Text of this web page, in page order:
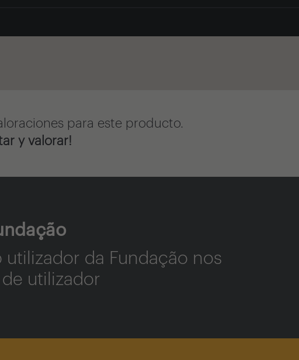
para este producto.
y valorar!
utilizador da Fundação nos
utilizador